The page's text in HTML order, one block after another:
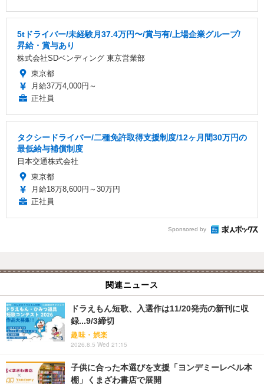
5tドライバー/未経験月37.4万円〜/賞与有/上場企業グループ/
昇給・賞与あり
株式会社SDベンディング 東京営業部
東京都
月給37万4,000円～
正社員
タクシードライバー/二種免許取得支援制度/12ヶ月間30万円の
最低給与補償制度
日本交通株式会社
東京都
月給18万8,600円～30万円
正社員
Sponsored by
関連ニュース
ドラえもん短歌、入選作は11/20発売の新刊に収
録...9/3締切
趣味・娯楽
2026.8.5 Wed 21:15
子供に合った本選びを支援「ヨンデミーレベル本
棚」くまざわ書店で展開